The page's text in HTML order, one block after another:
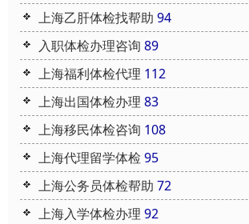
上海乙肝体检找帮助 94
入职体检办理咨询 89
上海福利体检代理 112
上海出国体检办理 83
上海移民体检咨询 108
上海代理留学体检 95
上海公务员体检帮助 72
上海入学体检办理 92